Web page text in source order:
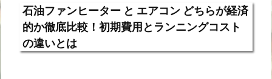
石油ファンヒーター と エアコン どちらが経済
的か徹底比較！初期費用とランニングコスト
の違いとは